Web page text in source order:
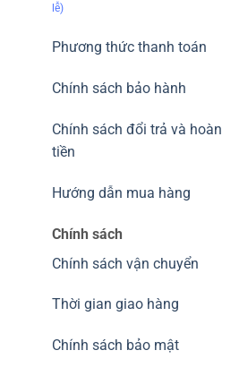
lễ)
Phương thức thanh toán
Chính sách bảo hành
Chính sách đổi trả và hoàn
tiền
Hướng dẫn mua hàng
Chính sách
Chính sách vận chuyển
Thời gian giao hàng
Chính sách bảo mật